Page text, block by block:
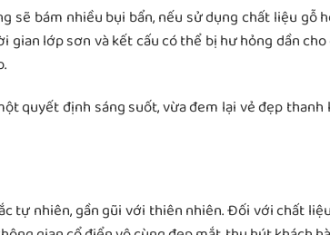
sẽ bám nhiều bụi bẩn, nếu sử dụng chất liệu gỗ
gian lớp sơn và kết cấu có thể bị hư hỏng dần cho
quyết định sáng suốt, vừa đem lại vẻ đẹp thanh
tự nhiên, gần gũi với thiên nhiên. Đối với chất